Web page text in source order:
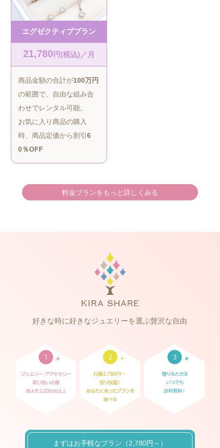
エグゼクティブプラン
21,780 円(税込)／月
商品金額の合計が100万円
の範囲で、自由な組み合
わせでレンタル可能。
お気に入り商品の購入
時、商品定価から割引6
0％OFF
料金プランをもっと詳しくみる
好きな時に好きなジュエリーを選ぶ贅沢な自由
まずはお手軽なプラン（2,780円～）